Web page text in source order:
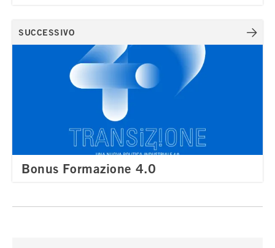
SUCCESSIVO
Bonus Formazione 4.0